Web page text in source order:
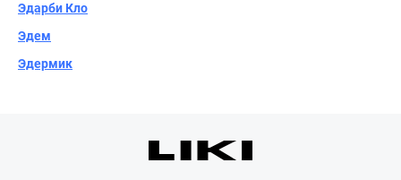
Эдарби Кло
Эдем
Эдермик